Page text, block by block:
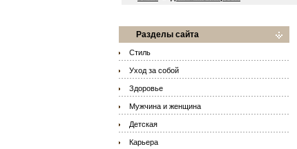
Разделы сайта
Стиль
Уход за собой
Здоровье
Мужчина и женщина
Детская
Карьера